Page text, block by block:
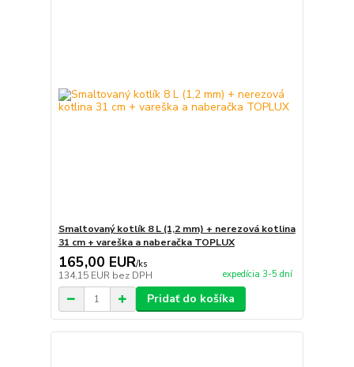
Smaltovaný kotlík 8 L (1,2 mm) + nerezová kotlina
31 cm + vareška a naberačka TOPLUX
165,00 EUR/ks
134,15 EUR bez DPH expedícia 3-5 dní
Pridať do košíka